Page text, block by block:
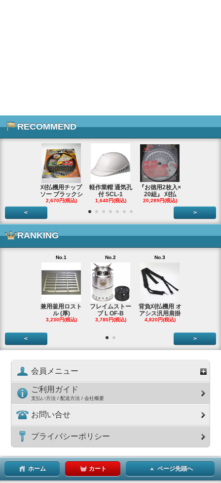
RECOMMEND
刈払機用チップ
ソー ブラックシ
2,670円(税込)
軽作業帽 通気孔
付 SCL-1
1,640円(税込)
『お徳用2枚入×
20組』 刈払
20,289円(税込)
< >
RANKING
No.1
兼用釜用ロスト
ル (厚)
3,230円(税込)
No.2
フレイムストー
ブ L OF-B
3,780円(税込)
No.3
背負刈払機用 オ
アシス汎用肩掛
4,820円(税込)
< >
会員メニュー
ご利用ガイド
支払い方法 / 配送方法 / 会社概要
お問い合せ
プライバシーポリシー
ホーム カート ページ先頭へ